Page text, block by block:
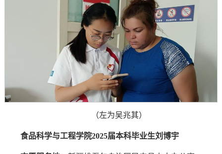
（左为吴兆其）
食品科学与工程学院2025届本科毕业生刘博宇